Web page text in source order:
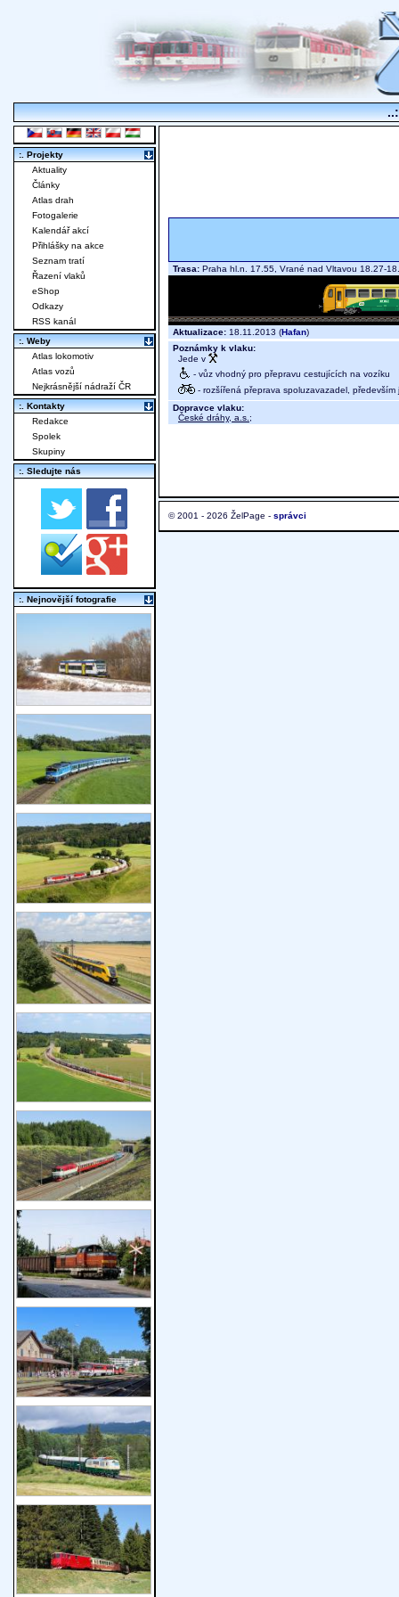
Trasa: Praha hl.n. 17.55, Vrané nad Vltavou 18.27-
Aktualizace: 18.11.2013 (Hafan)
Poznámky k vlaku:
Jede v
- vůz vhodný pro přepravu cestujících na vozíku
- rozšířená přeprava spoluzavazadel, především
Dopravce vlaku:
České dráhy, a.s. ;
© 2001 - 2026 ŽelPage - správci
:. Projekty
Aktuality
Články
Atlas drah
Fotogalerie
Kalendář akcí
Přihlášky na akce
Seznam tratí
Řazení vlaků
eShop
Odkazy
RSS kanál
:. Weby
Atlas lokomotiv
Atlas vozů
Nejkrásnější nádraží ČR
:. Kontakty
Redakce
Spolek
Skupiny
:. Sledujte nás
:. Nejnovější fotografie